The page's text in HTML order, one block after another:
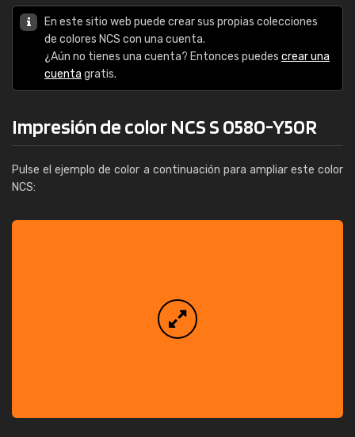
En este sitio web puede crear sus propias colecciones
de colores NCS con una cuenta.
¿Aún no tienes una cuenta? Entonces puedes crear una
cuenta gratis.
Impresión de color NCS S 0580-Y50R
Pulse el ejemplo de color a continuación para ampliar este color
NCS: